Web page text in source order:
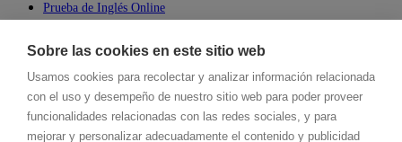
Prueba de Inglés Online
Inglés para Negocios
Cambridge Online School
Sobre las cookies en este sitio web
Usamos cookies para recolectar y analizar información relacionada
con el uso y desempeño de nuestro sitio web para poder proveer
funcionalidades relacionadas con las redes sociales, y para
mejorar y personalizar adecuadamente el contenido y publicidad